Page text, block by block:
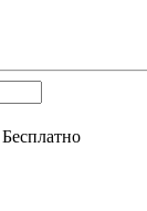
Бесплатно